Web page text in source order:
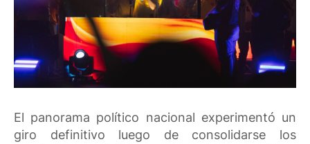
El panorama político nacional experimentó un
giro definitivo luego de consolidarse los